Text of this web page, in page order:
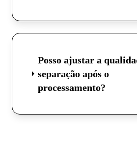
Posso ajustar a
separação após o
processamento?